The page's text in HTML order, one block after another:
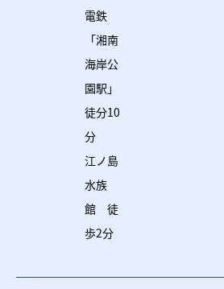
電鉄
「湘南
海岸公
園駅」
徒分10
分
江ノ島
水族
館 徒
歩2分